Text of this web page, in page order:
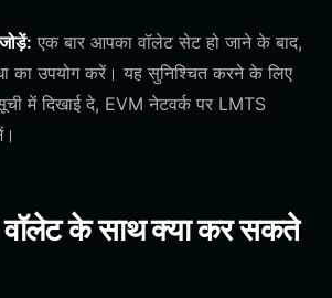
एक बार आपका वॉलेट सेट हो जाने के बाद,
का उपयोग करें। यह सुनिश्चित करने के लिए
में दिखाई दे, EVM नेटवर्क पर LMTS
के साथ क्या कर सकते